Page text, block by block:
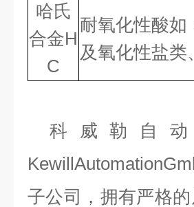
哈氏
合金H
C
耐氧化性酸如
及氧化性盐类
科威勒自
子公司，拥有严格